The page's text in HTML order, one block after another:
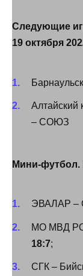
Следующие
19 октября
Алтайский
– СОЮЗ
Мини-футбол.
ЭВАЛАР –
МО МВД
18:7;
СГК –